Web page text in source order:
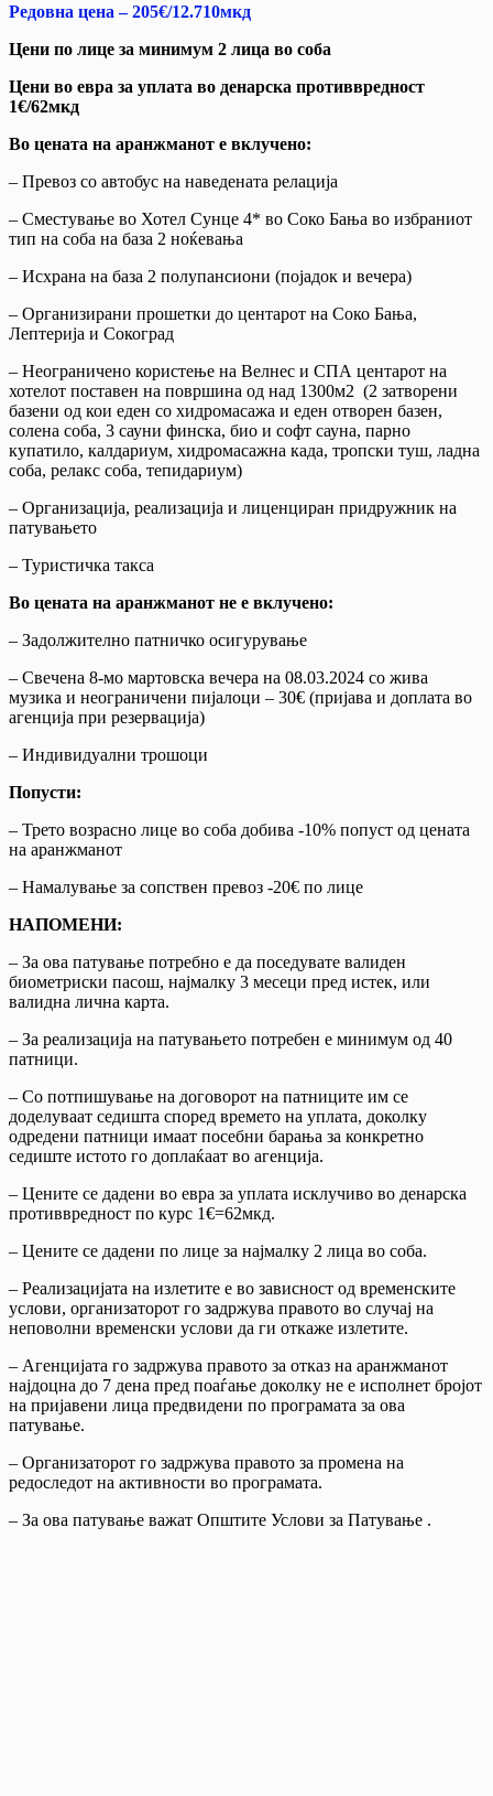
Редовна цена –205€/12.710мкд
Цени по лице за минимум 2 лица во соба
Цени во евра за уплата во денарска противвредност
1€/62мкд
Во цената на аранжманот е вклучено:
– Превоз со автобус на наведената релација
– Сместување во Хотел Сунце 4* во Соко Бања во избраниот
тип на соба на база 2 ноќевања
– Исхрана на база 2 полупансиони (појадок и вечера)
– Организирани прошетки до центарот на Соко Бања,
Лептерија и Сокоград
– Неограничено користење на Велнес и СПА центарот на
хотелот поставен на површина од над 1300м2 (2 затворени
базени од кои еден со хидромасажа и еден отворен базен,
солена соба, 3 сауни финска, био и софт сауна, парно
купатило, калдариум, хидромасажна када, тропски туш, ладна
соба, релакс соба, тепидариум)
– Организација, реализација и лиценциран придружник на
патувањето
– Туристичка такса
Во цената на аранжманот не е вклучено:
– Задолжително патничко осигурување
– Свечена 8-мо мартовска вечера на 08.03.2024 со жива
музика и неограничени пијалоци – 30€ (пријава и доплата во
агенција при резервација)
– Индивидуални трошоци
Попусти:
– Трето возрасно лице во соба добива -10% попуст од цената
на аранжманот
– Намалување за сопствен превоз -20€ по лице
НАПОМЕНИ:
– За ова патување потребно e да поседувате валиден
биометриски пасош, најмалку 3 месеци пред истек, или
валидна лична карта.
– За реализација на патувањето потребен е минимум од 40
патници.
– Со потпишување на договорот на патниците им се
доделуваат седишта според времето на уплата, доколку
одредени патници имаат посебни барања за конкретно
седиште истото го доплаќаат во агенција.
– Цените се дадени во евра за уплата исклучиво во денарска
противвредност по курс 1€=62мкд.
– Цените се дадени по лице за најмалку 2 лица во соба.
– Реализацијата на излетите е во зависност од временските
услови, организаторот го задржува правото во случај на
неповолни временски услови да ги откаже излетите.
– Агенцијата го задржува правото за отказ на аранжманот
најдоцна до 7 дена пред поаѓање доколку не е исполнет бројот
на пријавени лица предвидени по програмата за ова
патување.
– Организаторот го задржува правото за промена на
редоследот на активности во програмата.
– За ова патување важат Општите Услови за Патување .